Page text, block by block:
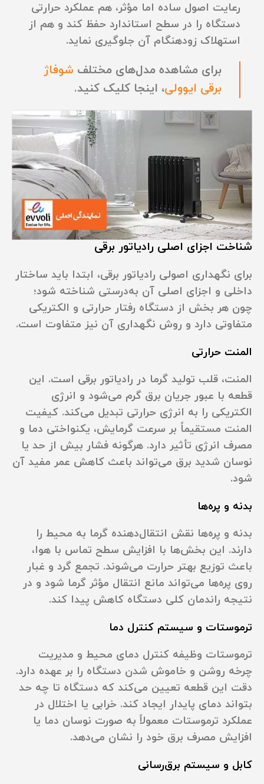
رعایت اصول ساده اما مؤثر، هم عملکرد حرارتی
دستگاه را در سطح استاندارد حفظ کند و هم از
استهلاک زودهنگام آن جلوگیری نماید.
برای مشاهده مدل‌های مختلف شوفاژ
برقی ایوولی، اینجا کلیک کنید.
شناخت اجزای اصلی رادیاتور برقی
برای نگهداری اصولی رادیاتور برقی، ابتدا باید ساختار
داخلی و اجزای اصلی آن به‌درستی شناخته شود؛
چون هر بخش از دستگاه رفتار حرارتی و الکتریکی
متفاوتی دارد و روش نگهداری آن نیز متفاوت است.
المنت حرارتی
المنت، قلب تولید گرما در رادیاتور برقی است. این
قطعه با عبور جریان برق گرم می‌شود و انرژی
الکتریکی را به انرژی حرارتی تبدیل می‌کند. کیفیت
المنت مستقیماً بر سرعت گرمایش، یکنواختی دما و
مصرف انرژی تأثیر دارد. هرگونه فشار بیش از حد یا
نوسان شدید برق می‌تواند باعث کاهش عمر مفید آن
شود.
بدنه و پره‌ها
بدنه و پره‌ها نقش انتقال‌دهنده گرما به محیط را
دارند. این بخش‌ها با افزایش سطح تماس با هوا،
باعث توزیع بهتر حرارت می‌شوند. تجمع گرد و غبار
روی پره‌ها می‌تواند مانع انتقال مؤثر گرما شود و در
نتیجه راندمان کلی دستگاه کاهش پیدا کند.
ترموستات و سیستم کنترل دما
ترموستات وظیفه کنترل دمای محیط و مدیریت
چرخه روشن و خاموش شدن دستگاه را بر عهده دارد.
دقت این قطعه تعیین می‌کند که دستگاه تا چه حد
بتواند دمای پایدار ایجاد کند. خرابی یا اختلال در
عملکرد ترموستات معمولاً به صورت نوسان دما یا
افزایش مصرف برق خود را نشان می‌دهد.
کابل و سیستم برق‌رسانی